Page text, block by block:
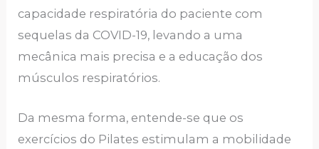
capacidade respiratória do paciente com
sequelas da COVID-19, levando a uma
mecânica mais precisa e a educação dos
músculos respiratórios.
Da mesma forma, entende-se que os
exercícios do Pilates estimulam a mobilidade